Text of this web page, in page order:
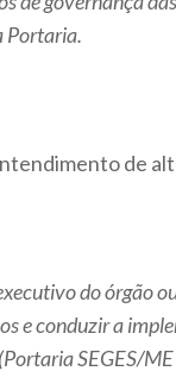
Portaria.
de
do órgão
e conduzir a
SEGES/